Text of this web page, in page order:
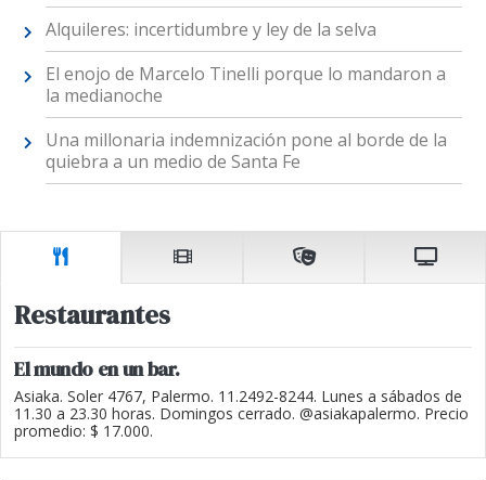
Alquileres: incertidumbre y ley de la selva
El enojo de Marcelo Tinelli porque lo mandaron a
la medianoche
Una millonaria indemnización pone al borde de la
quiebra a un medio de Santa Fe
Restaurantes
El mundo en un bar.
Asiaka. Soler 4767, Palermo. 11.2492-8244. Lunes a sábados de
11.30 a 23.30 horas. Domingos cerrado. @asiakapalermo. Precio
promedio: $ 17.000.